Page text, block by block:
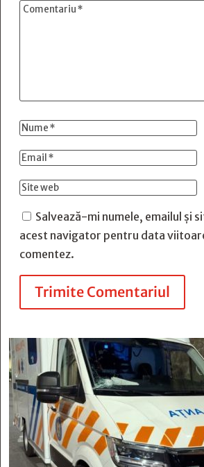
Salvează-mi numele, emailul și
acest navigator pentru data
comentez.
Trimite Comentariul